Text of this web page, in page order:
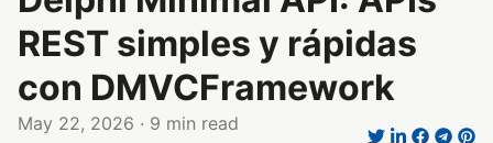
REST simples y rápidas
con DMVCFramework
May 22, 2026 · 9 min read